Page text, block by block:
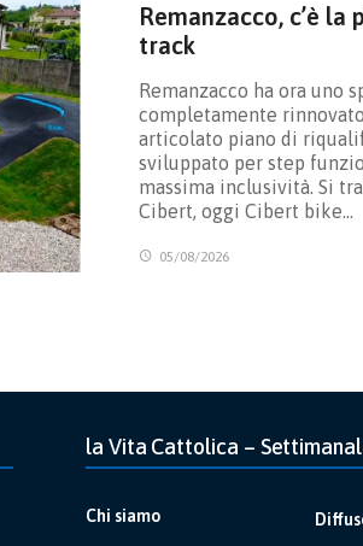
Remanzacco, c’è la
track
Remanzacco ha ora uno
completamente
articolato piano di
sviluppato per step
massima inclusività. Si
Cibert, oggi Cibert bike…
05/08/2026
la Vita Cattolica –
Chi siamo